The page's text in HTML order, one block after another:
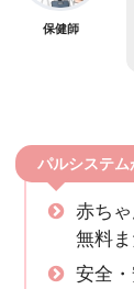
保健師
パルシステム
赤ち
無料
安全